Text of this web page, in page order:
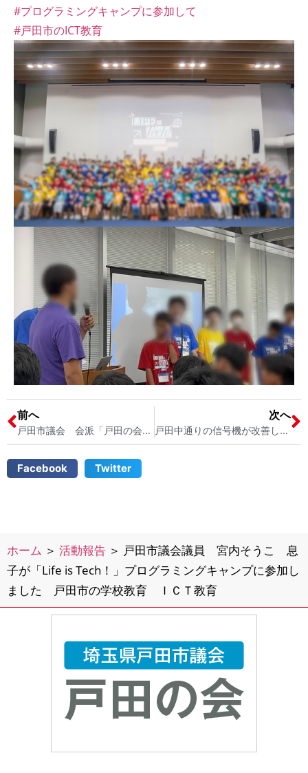
#プログラミングキャンプに参加して
#戸田市のICT教育
前へ
戸田市議会 会派「戸田の会」での勉強会 戸田市議会議員 宮内そうこ
次へ
戸田中通りの信号機が改善しました（戸田市南町）戸田中学校の西角 戸田市議会議員 宮内そうこ
Facebook Twitter
ホーム ＞ 活動報告 ＞ 戸田市議会議員 宮内そうこ 息
子が「Life is Tech！」プログラミングキャンプに参加し
ました 戸田市の学校教育 ＩＣＴ教育